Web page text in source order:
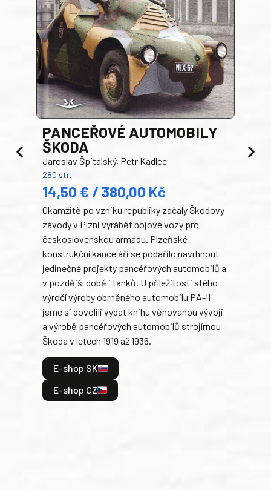
PANCEŘOVÉ AUTOMOBILY
ŠKODA
Jaroslav Špitálský, Petr Kadlec
280 str.
14,50 € / 380,00 Kč
Okamžitě po vzniku republiky začaly Škodovy
závody v Plzni vyrábět bojové vozy pro
československou armádu. Plzeňské
konstrukční kanceláři se podařilo navrhnout
jedinečné projekty pancéřových automobilů a
v pozdější době i tanků. U příležitosti stého
výročí výroby obrněného automobilu PA-II
jsme si dovolili vydat knihu věnovanou vývoji
a výrobě pancéřových automobilů strojírnou
Škoda v letech 1919 až 1936.
E-shop SK
E-shop CZ